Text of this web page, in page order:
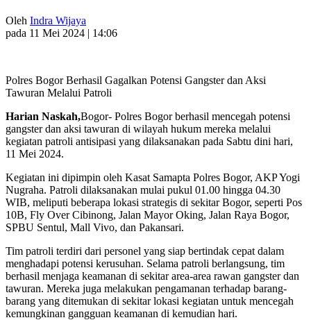
Oleh Indra Wijaya
pada 11 Mei 2024 | 14:06
Polres Bogor Berhasil Gagalkan Potensi Gangster dan Aksi
Tawuran Melalui Patroli
Harian Naskah,Bogor- Polres Bogor berhasil mencegah potensi
gangster dan aksi tawuran di wilayah hukum mereka melalui
kegiatan patroli antisipasi yang dilaksanakan pada Sabtu dini hari,
11 Mei 2024.
Kegiatan ini dipimpin oleh Kasat Samapta Polres Bogor, AKP Yogi
Nugraha. Patroli dilaksanakan mulai pukul 01.00 hingga 04.30
WIB, meliputi beberapa lokasi strategis di sekitar Bogor, seperti Pos
10B, Fly Over Cibinong, Jalan Mayor Oking, Jalan Raya Bogor,
SPBU Sentul, Mall Vivo, dan Pakansari.
Tim patroli terdiri dari personel yang siap bertindak cepat dalam
menghadapi potensi kerusuhan. Selama patroli berlangsung, tim
berhasil menjaga keamanan di sekitar area-area rawan gangster dan
tawuran. Mereka juga melakukan pengamanan terhadap barang-
barang yang ditemukan di sekitar lokasi kegiatan untuk mencegah
kemungkinan gangguan keamanan di kemudian hari.